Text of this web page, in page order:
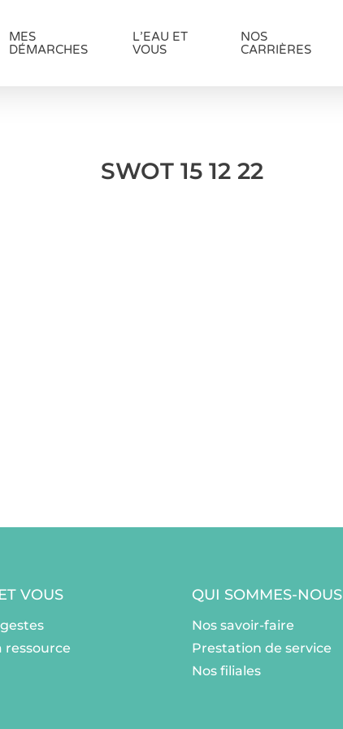
MES
DÉMARCHES
L’EAU ET
VOUS
NOS
CARRIÈRES
SWOT 15 12 22
VOUS
ressource
QUI SOMMES-NOUS
Nos savoir-faire
Prestation de service
Nos filiales